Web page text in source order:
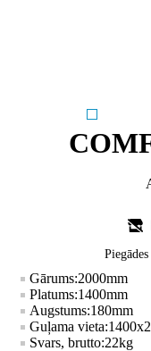
Gārums:2000mm
Platums:1400mm
Augstums:180mm
Guļama vieta:
Svars, brutto:22kg